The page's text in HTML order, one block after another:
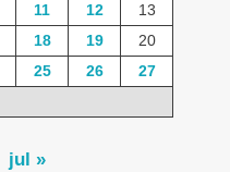
11 12
13
18 19
20
25 26
27
jul »